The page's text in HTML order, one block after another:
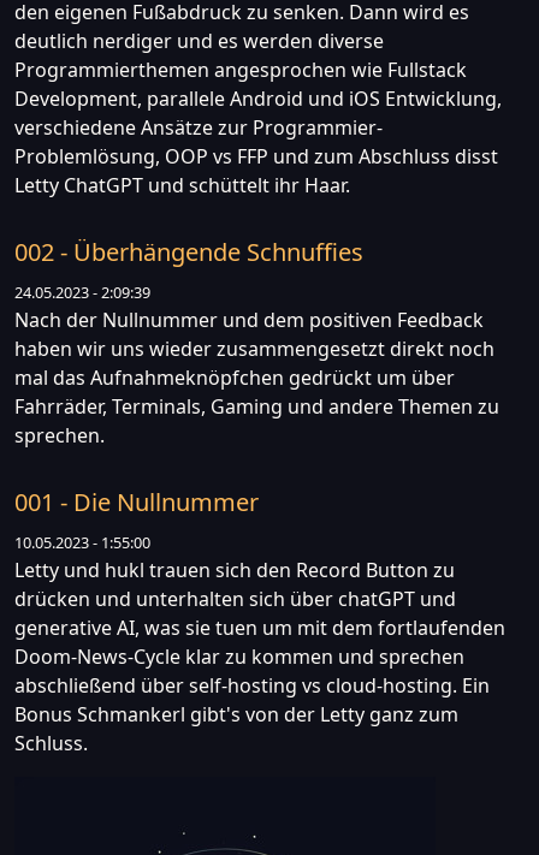
den eigenen Fußabdruck zu senken. Dann wird es
deutlich nerdiger und es werden diverse
Programmierthemen angesprochen wie Fullstack
Development, parallele Android und iOS Entwicklung,
verschiedene Ansätze zur Programmier-
Problemlösung, OOP vs FFP und zum Abschluss disst
Letty ChatGPT und schüttelt ihr Haar.
002 - Überhängende Schnuffies
24.05.2023 - 2:09:39
Nach der Nullnummer und dem positiven Feedback
haben wir uns wieder zusammengesetzt direkt noch
mal das Aufnahmeknöpfchen gedrückt um über
Fahrräder, Terminals, Gaming und andere Themen zu
sprechen.
001 - Die Nullnummer
10.05.2023 - 1:55:00
Letty und hukl trauen sich den Record Button zu
drücken und unterhalten sich über chatGPT und
generative AI, was sie tuen um mit dem fortlaufenden
Doom-News-Cycle klar zu kommen und sprechen
abschließend über self-hosting vs cloud-hosting. Ein
Bonus Schmankerl gibt's von der Letty ganz zum
Schluss.